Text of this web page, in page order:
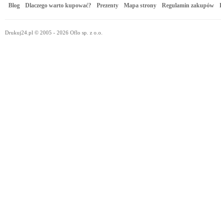
Blog Dlaczego warto kupować? Prezenty Mapa strony Regulamin zakupów
Drukuj24.pl © 2005 - 2026 Oflo sp. z o.o.